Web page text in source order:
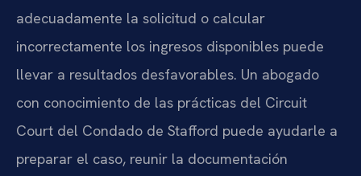
adecuadamente la solicitud o calcular
incorrectamente los ingresos disponibles puede
llevar a resultados desfavorables. Un abogado
con conocimiento de las prácticas del Circuit
Court del Condado de Stafford puede ayudarle a
preparar el caso, reunir la documentación